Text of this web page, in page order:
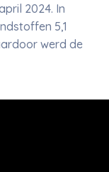
2024. In
5,1
werd de